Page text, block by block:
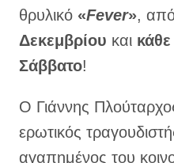
θρυλικό «Fever»,
Δεκεμβρίου και
Σάββατο!
Ο Γιάννης
ερωτικός
αγαπημένος του